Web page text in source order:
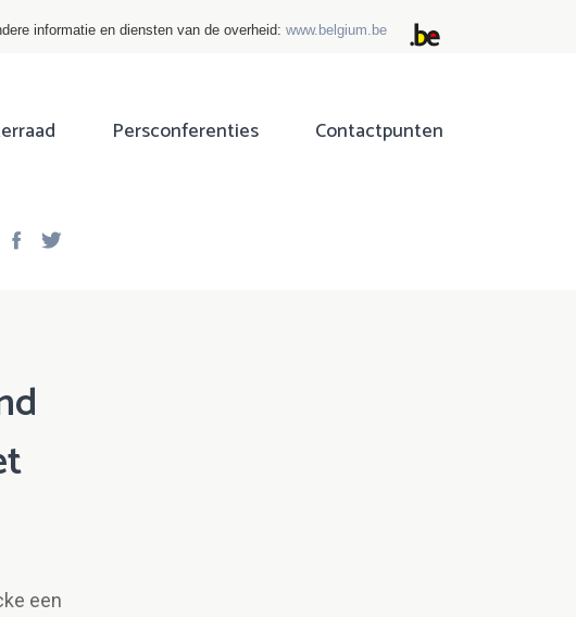
informatie en diensten van de overheid: www.belgium.be
Persconferenties Contactpunten
Facebook
een